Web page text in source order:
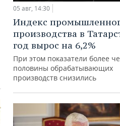
05 авг, 14:30
Индекс
производства в
год вырос на 6,2%
При этом показатели более
половины обрабатывающих
производств снизились